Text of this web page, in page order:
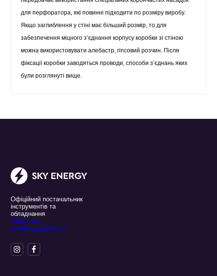
для перфоратора, які повинні підходити по розміру виробу.
Якщо заглиблення у стіні має більший розмір, то для
забезпечення міцного з’єднання корпусу коробки зі стіною
можна використовувати алебастр, гіпсовий розчин. Після
фіксації коробки заводяться проводи, способи з’єднань яких
були розглянуті вище.
Офіційний постачальник
інструментів та
обладнання
*Політика
конфенденційності